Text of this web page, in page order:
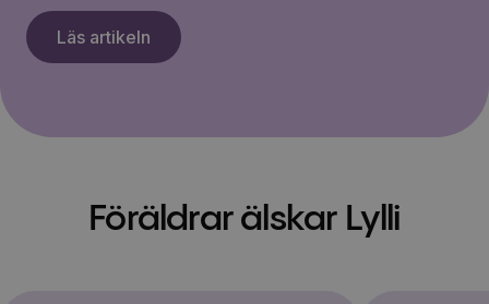
Läs artikeln
Föräldrar älskar Lylli